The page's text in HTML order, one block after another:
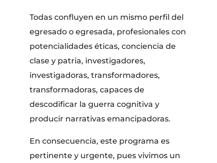
Todas confluyen en un mismo perfil del
egresado o egresada, profesionales con
potencialidades éticas, conciencia de
clase y patria, investigadores,
investigadoras, transformadores,
transformadoras, capaces de
descodificar la guerra cognitiva y
producir narrativas emancipadoras.
En consecuencia, este programa es
pertinente y urgente, pues vivimos un